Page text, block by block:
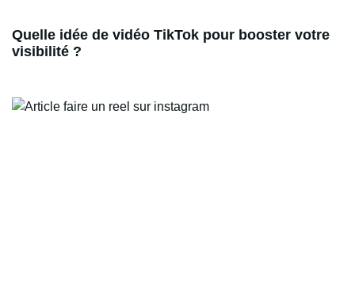
Quelle idée de vidéo TikTok pour booster votre
visibilité ?